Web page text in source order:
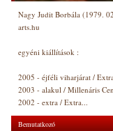
Nagy Judit Borbála (1979.
arts.hu
egyéni kiállítások :
2005 - éjféli viharjárat /
2003 - alakul / Millenáris
2002 - extra / Extra...
Bemutatkozó